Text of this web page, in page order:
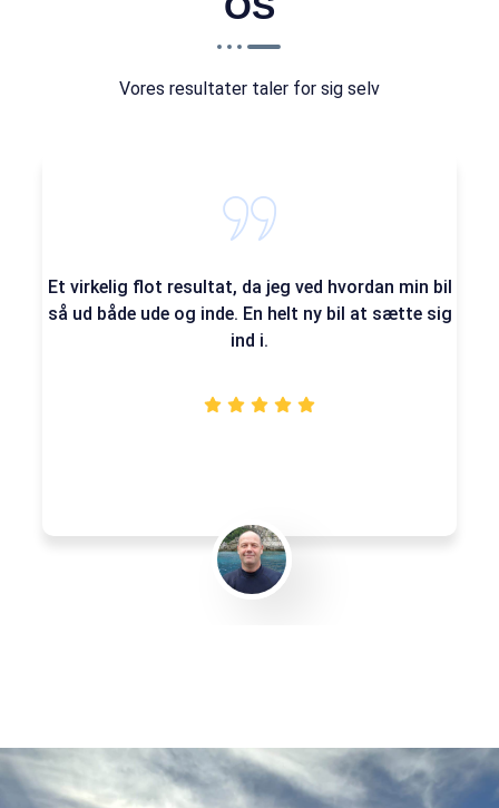
Vores resultater taler for sig selv
Et virkelig flot resultat, da jeg ved hvordan min bil
så ud både ude og inde. En helt ny bil at sætte sig
ind i.